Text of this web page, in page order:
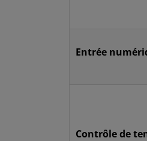
Entrée
Contrôle de